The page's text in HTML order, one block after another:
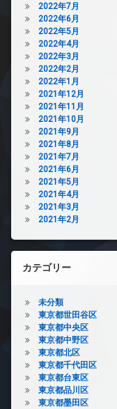
2022年7月
2022年6月
2022年5月
2022年4月
2022年3月
2022年2月
2022年1月
2021年12月
2021年11月
2021年10月
2021年9月
2021年8月
2021年7月
2021年6月
2021年5月
2021年4月
2021年3月
2021年2月
カテゴリー
未分類
東京都世田谷区
東京都中央区
東京都中野区
東京都北区
東京都千代田区
東京都台東区
東京都品川区
東京都墨田区